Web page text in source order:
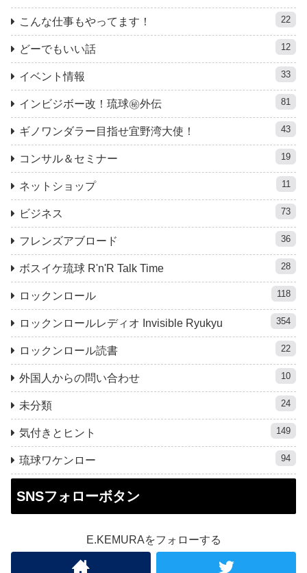
こんな仕事もやってます！ 22
どーでもいい話 12
イベント情報 33
インビジボー改！琉球㊙︎外伝 81
ギノワンダラー目指せ宜野湾大使！ 43
コンサル＆セミナー 19
ネットショップ 11
ビジネス 73
フレンズアブロード 36
ボスイケ琉球 R'n'R Talk Time 28
ロックンロール 118
ロックンロールレディオ Invisible Ryukyu 354
ロックンロール読書 22
外国人からの問い合わせ 10
未分類 24
気付きとヒント 149
琉球ワケンロー 94
SNSフォローボタン
E.KEMURAをフォローする